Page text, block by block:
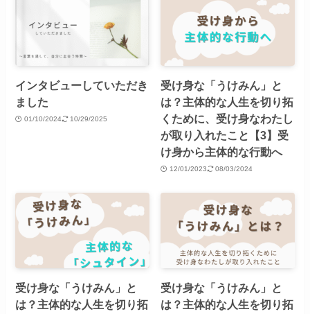
インタビューしていただき
ました
01/10/2024 10/29/2025
受け身な「うけみん」と
は？主体的な人生を切り拓
くために、受け身なわたし
が取り入れたこと【3】受
け身から主体的な行動へ
12/01/2023 08/03/2024
受け身な「うけみん」と
は？主体的な人生を切り拓
受け身な「うけみん」と
は？主体的な人生を切り拓